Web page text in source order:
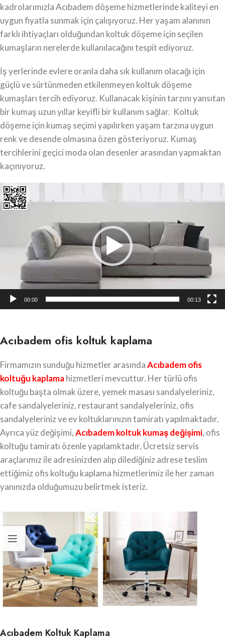
kadrolarımızla Acıbadem döşeme hizmetlerinde kaliteyi en
uygun fiyatla sunmak için çalışıyoruz. Her yaşam alanının
farklı ihtiyaçları olduğundan koltuk döşeme için seçilen
kumaşların nerelerde kullanılacağını tespit ediyoruz.
İş yerlerinde evlere oranla daha sık kullanım olacağı için
güçlü ve sürtünmeden etkilenmeyen koltuk döşeme
kumaşları tercih ediyoruz. Kullanacak kişinin tarzını yansıtan
bir kumaş uzun yıllar keyifli bir kullanım sağlar. Koltuk
döşeme için kumaş seçimi yapılırken yaşam tarzına uygun
renk ve desende olmasına özen gösteriyoruz. Kumaş
tercihlerini geçici moda olan desenler arasından yapmaktan
kaçınıyoruz.
Video
oynatıcı
00:00 00:13
Acıbadem ofis koltuk kaplama
Firmamızın sunduğu hizmetler arasındaAcıbademofis
koltuğu kaplamahizmetleri mevcuttur. Her türlü ofis
koltuğu başta olmak üzere, yemek masası sandalyeleriniz,
cafe sandalyeleriniz, restaurant sandalyeleriniz, ofis
sandalyeleriniz ve ev koltuklarınızın tamiratı yapılmaktadır.
Ayrıca yüz değişimi,Acıbadem koltuk kumaş değişimi, ofis
koltuğu tamiratı özenle yapılamktadır. Ücretsiz servis
araçlarımız ile adresinizden alıp dilediğiniz adrese teslim
ettiğimiz ofis koltuğu kaplama hizmetlerimiz ile her zaman
yanınızda olduğumuzu belirtmek isteriz.
Acıbadem Koltuk Kaplama